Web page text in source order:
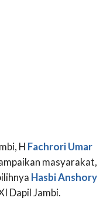
H Fachrori Umar
masyarakat,
Hasbi Anshory
Dapil Jambi.